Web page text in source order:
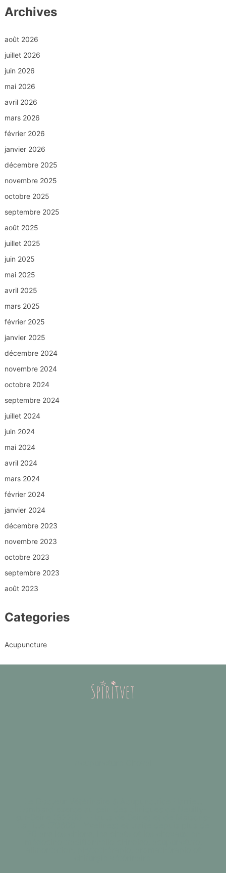
Archives
août 2026
juillet 2026
juin 2026
mai 2026
avril 2026
mars 2026
février 2026
janvier 2026
décembre 2025
novembre 2025
octobre 2025
septembre 2025
août 2025
juillet 2025
juin 2025
mai 2025
avril 2025
mars 2025
février 2025
janvier 2025
décembre 2024
novembre 2024
octobre 2024
septembre 2024
juillet 2024
juin 2024
mai 2024
avril 2024
mars 2024
février 2024
janvier 2024
décembre 2023
novembre 2023
octobre 2023
septembre 2023
août 2023
Categories
Acupuncture